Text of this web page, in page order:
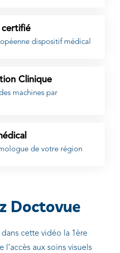
certifié
dispositif médical
Clinique
machines par
de votre région
Doctovue
cette vidéo la 1ère
aux soins visuels